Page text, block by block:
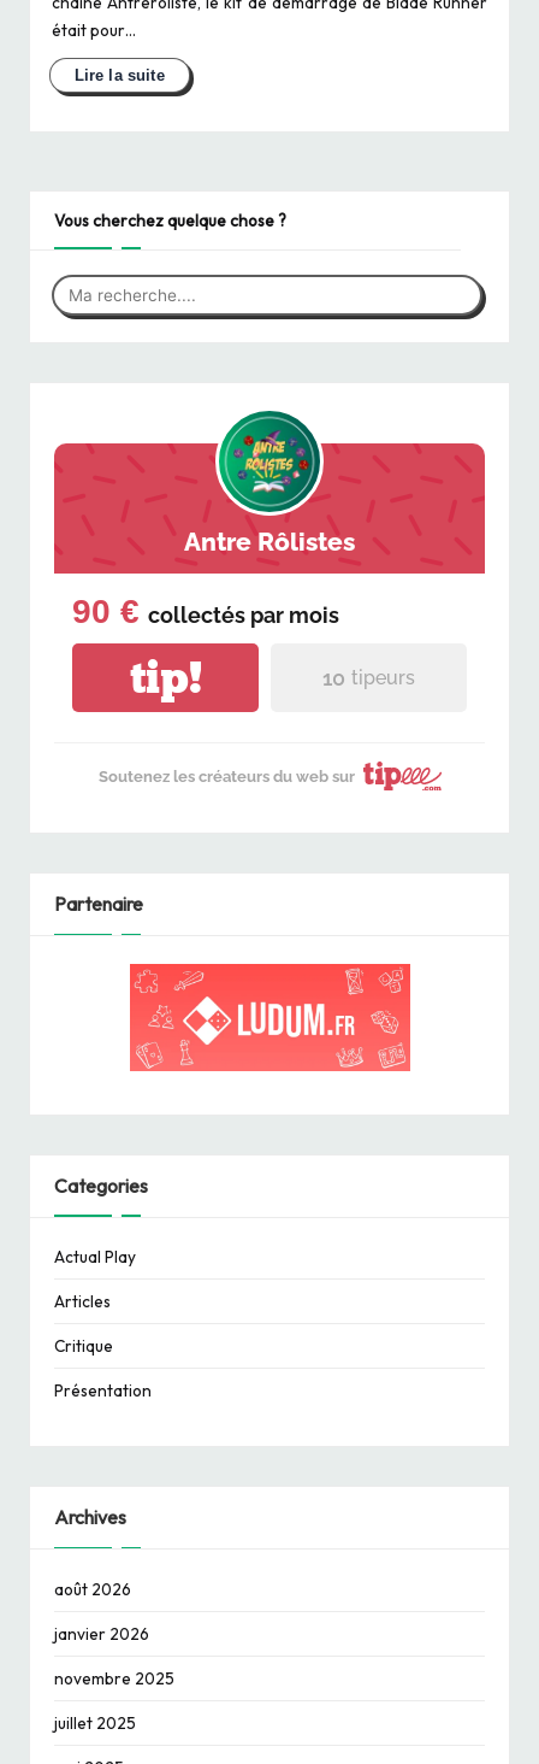
était pour…
Vous cherchez quelque chose ?
Antre Rôlistes
90 € collectés par mois
tip! 10 tipeurs
Soutenez les créateurs du web sur
Partenaire
Categories
Actual Play
Articles
Critique
Présentation
Archives
août 2026
janvier 2026
novembre 2025
juillet 2025